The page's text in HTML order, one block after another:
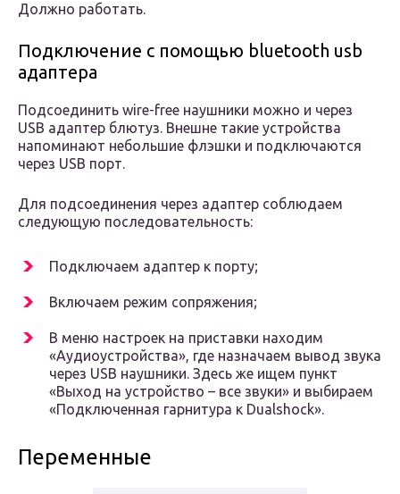
Должно работать.
Подключение с помощью bluetooth usb
адаптера
Подсоединить wire-free наушники можно и через
USB адаптер блютуз. Внешне такие устройства
напоминают небольшие флэшки и подключаются
через USB порт.
Для подсоединения через адаптер соблюдаем
следующую последовательность:
Подключаем адаптер к порту;
Включаем режим сопряжения;
В меню настроек на приставки находим
«Аудиоустройства», где назначаем вывод звука
через USB наушники. Здесь же ищем пункт
«Выход на устройство – все звуки» и выбираем
«Подключенная гарнитура к Dualshock».
Переменные